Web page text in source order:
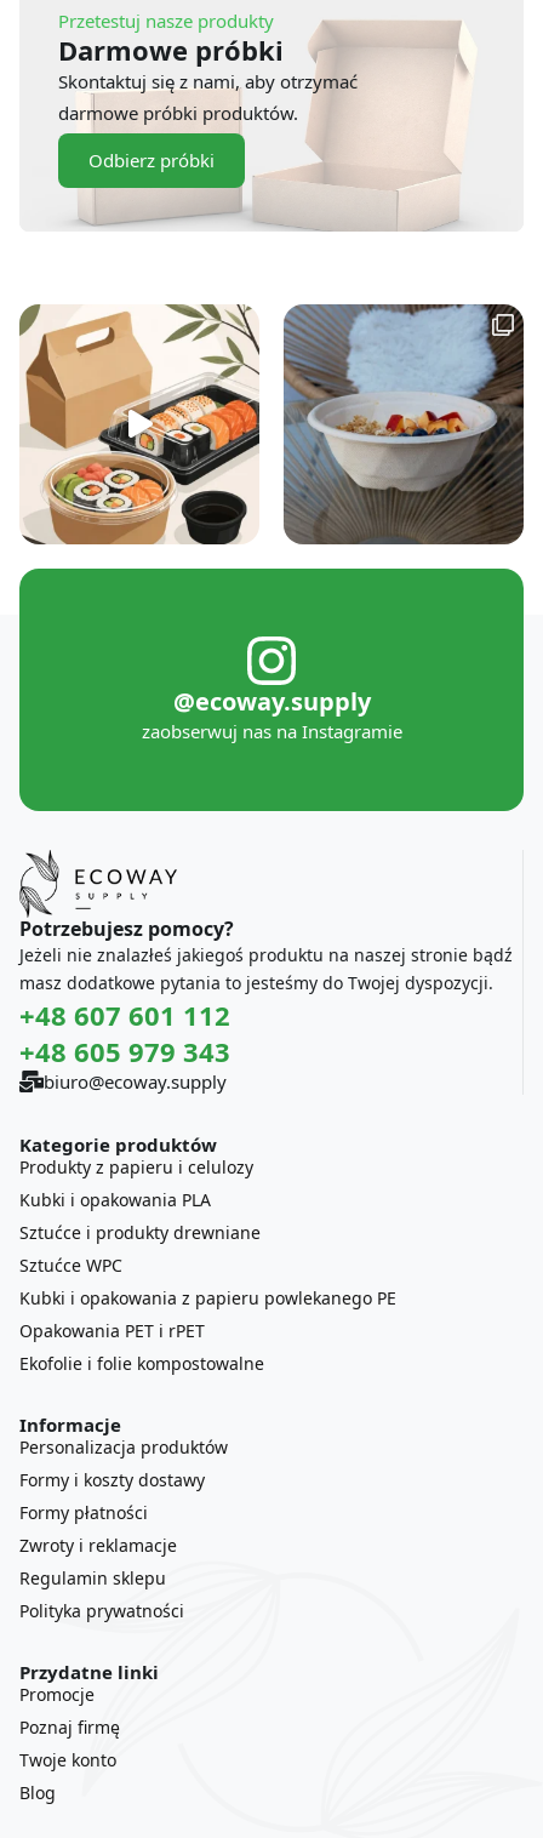
Przetestuj nasze produkty
Darmowe próbki
Skontaktuj się z nami, aby otrzymać
darmowe próbki produktów.
Odbierz próbki
@ecoway.supply
zaobserwuj nas na Instagramie
Potrzebujesz pomocy?
Jeżeli nie znalazłeś jakiegoś produktu na naszej stronie bądź
masz dodatkowe pytania to jesteśmy do Twojej dyspozycji.
+48 607 601 112
+48 605 979 343
biuro@ecoway.supply
Kategorie produktów
Produkty z papieru i celulozy
Kubki i opakowania PLA
Sztućce i produkty drewniane
Sztućce WPC
Kubki i opakowania z papieru powlekanego PE
Opakowania PET i rPET
Ekofolie i folie kompostowalne
Informacje
Personalizacja produktów
Formy i koszty dostawy
Formy płatności
Zwroty i reklamacje
Regulamin sklepu
Polityka prywatności
Przydatne linki
Promocje
Poznaj firmę
Twoje konto
Blog